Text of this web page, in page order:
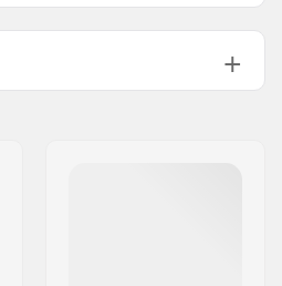
Alpint skiløb, Day to
Mand